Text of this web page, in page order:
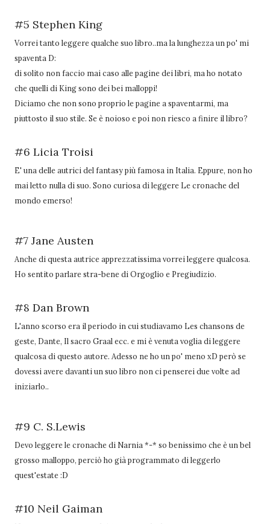
#5 Stephen King
Vorrei tanto leggere qualche suo libro..ma la lunghezza un po' mi
spaventa D:
di solito non faccio mai caso alle pagine dei libri, ma ho notato
che quelli di King sono dei bei malloppi!
Diciamo che non sono proprio le pagine a spaventarmi, ma
piuttosto il suo stile. Se è noioso e poi non riesco a finire il libro?
#6 Licia Troisi
E' una delle autrici del fantasy più famosa in Italia. Eppure, non ho
mai letto nulla di suo. Sono curiosa di leggere Le cronache del
mondo emerso!
#7 Jane Austen
Anche di questa autrice apprezzatissima vorrei leggere qualcosa.
Ho sentito parlare stra-bene di Orgoglio e Pregiudizio.
#8 Dan Brown
L'anno scorso era il periodo in cui studiavamo Les chansons de
geste, Dante, Il sacro Graal ecc. e mi è venuta voglia di leggere
qualcosa di questo autore. Adesso ne ho un po' meno xD però se
dovessi avere davanti un suo libro non ci penserei due volte ad
iniziarlo..
#9 C. S.Lewis
Devo leggere le cronache di Narnia *-* so benissimo che è un bel
grosso malloppo, perciò ho già programmato di leggerlo
quest'estate :D
#10 Neil Gaiman